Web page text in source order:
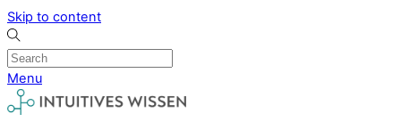
Skip to content
Menu